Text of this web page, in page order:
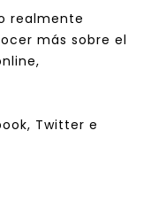
realmente
más sobre el
, Twitter e